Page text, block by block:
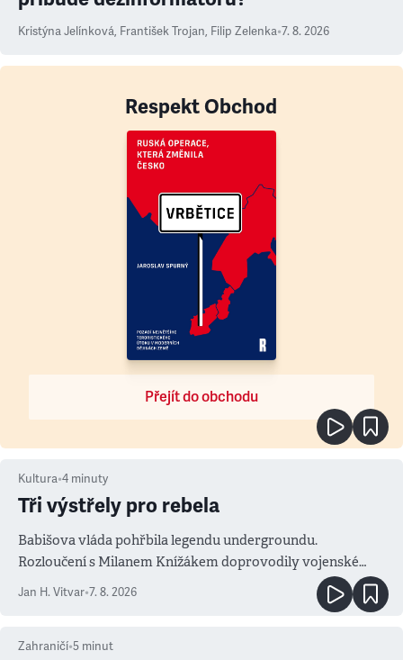
Kristýna Jelínková, František Trojan, Filip Zelenka•7. 8. 2026
Respekt Obchod
Přejít do obchodu
Kultura•4 minuty
Tři výstřely pro rebela
Babišova vláda pohřbila legendu undergroundu.
Rozloučení s Milanem Knížákem doprovodily vojenské
salvy i kritika pokrokářů
Jan H. Vitvar•7. 8. 2026
Zahraničí•5 minut